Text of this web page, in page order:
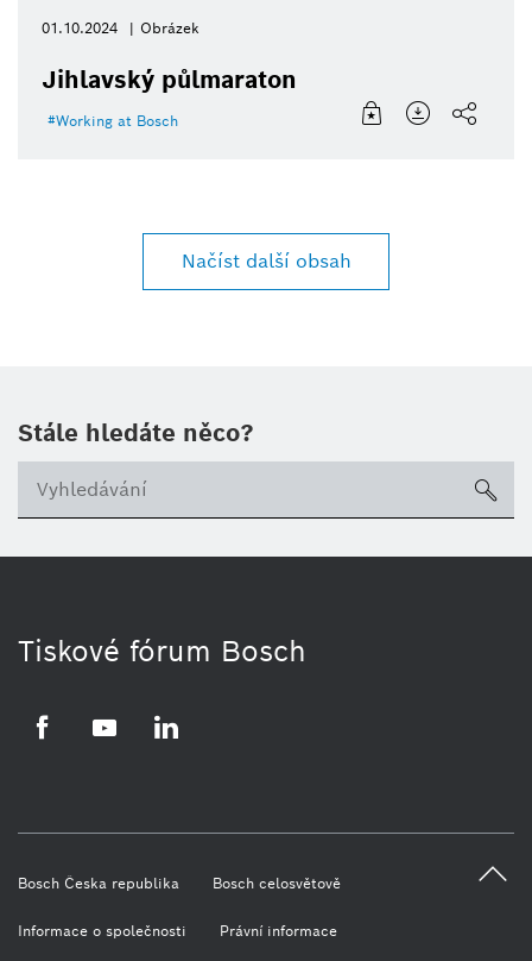
01.10.2024 Obrázek
Jihlavský půlmaraton
Working at Bosch
Načíst další obsah
Stále hledáte něco?
Tiskové fórum Bosch
Bosch Česka republika Bosch celosvětově
Informace o společnosti Právní informace